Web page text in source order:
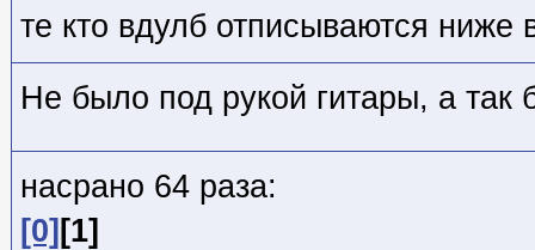
те кто вдулб отписываются ниже
Не было под рукой гитары, а так
насрано 64 раза:
[0] [1]